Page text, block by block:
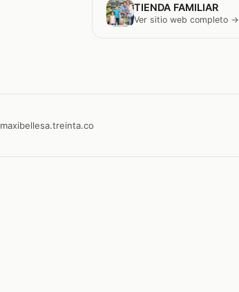
TIENDA FAMILIAR
Ver sitio web completo →
maxibellesa.treinta.co